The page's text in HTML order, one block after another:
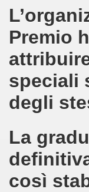
Premio
speciali
degli
La
così
POETI- 2019
- LA LUCE
C.INTERNAZ. 21
A D.R.
15-8-2019